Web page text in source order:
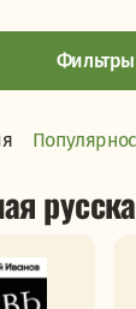
Фильтры